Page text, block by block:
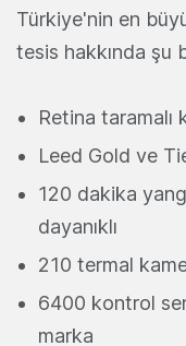
Türkiye'nin en
tesis hakkında şu
Retina taramalı
Leed Gold ve
120 dakika
dayanıklı
210 termal
6400 kontrol
marka